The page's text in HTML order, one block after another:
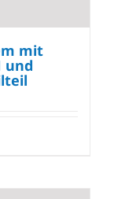
mit
und